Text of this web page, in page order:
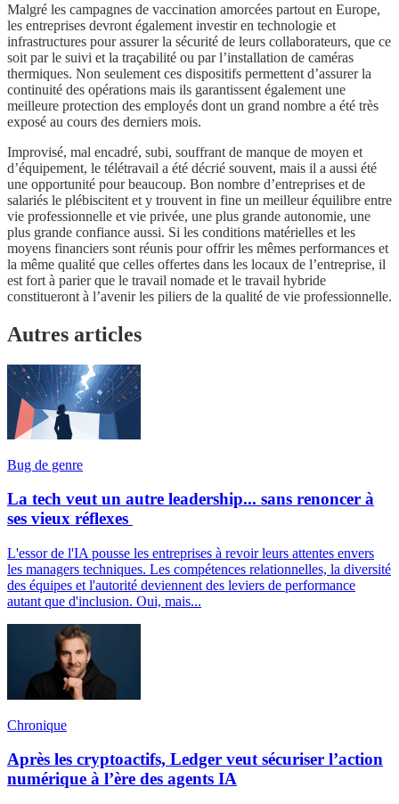
Malgré les campagnes de vaccination amorcées partout en Europe,
les entreprises devront également investir en technologie et
infrastructures pour assurer la sécurité de leurs collaborateurs, que ce
soit par le suivi et la traçabilité ou par l’installation de caméras
thermiques. Non seulement ces dispositifs permettent d’assurer la
continuité des opérations mais ils garantissent également une
meilleure protection des employés dont un grand nombre a été très
exposé au cours des derniers mois.
Improvisé, mal encadré, subi, souffrant de manque de moyen et
d’équipement, le télétravail a été décrié souvent, mais il a aussi été
une opportunité pour beaucoup. Bon nombre d’entreprises et de
salariés le plébiscitent et y trouvent in fine un meilleur équilibre entre
vie professionnelle et vie privée, une plus grande autonomie, une
plus grande confiance aussi. Si les conditions matérielles et les
moyens financiers sont réunis pour offrir les mêmes performances et
la même qualité que celles offertes dans les locaux de l’entreprise, il
est fort à parier que le travail nomade et le travail hybride
constitueront à l’avenir les piliers de la qualité de vie professionnelle.
Autres articles
Bug de genre
La tech veut un autre leadership... sans renoncer à
ses vieux réflexes
L'essor de l'IA pousse les entreprises à revoir leurs attentes envers
les managers techniques. Les compétences relationnelles, la diversité
des équipes et l'autorité deviennent des leviers de performance
autant que d'inclusion. Oui, mais...
Chronique
Après les cryptoactifs, Ledger veut sécuriser l’action
numérique à l’ère des agents IA